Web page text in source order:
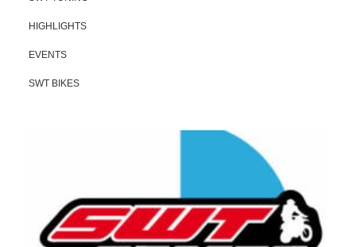
HIGHLIGHTS
EVENTS
SWT BIKES